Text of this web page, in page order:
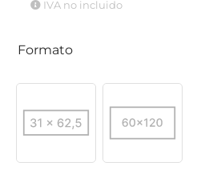
IVA no incluido
Formato